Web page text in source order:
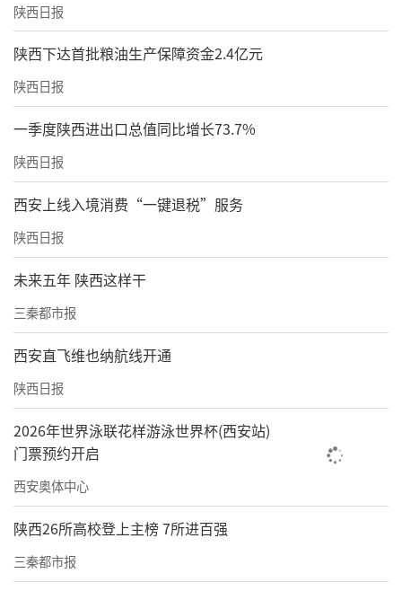
陕西日报
陕西下达首批粮油生产保障资金2.4亿元
陕西日报
一季度陕西进出口总值同比增长73.7%
陕西日报
西安上线入境消费“一键退税”服务
陕西日报
未来五年 陕西这样干
三秦都市报
西安直飞维也纳航线开通
陕西日报
2026年世界泳联花样游泳世界杯(西安站)
门票预约开启
西安奥体中心
陕西26所高校登上主榜 7所进百强
三秦都市报